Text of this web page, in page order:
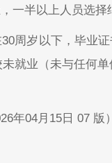
一半以上人员选
周岁以下，毕业
就业（未与任何
年04月15日 07 版